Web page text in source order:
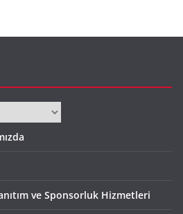
ve Sponsorluk Hizmetleri